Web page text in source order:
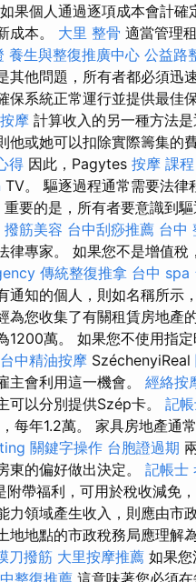
果個人通過逐項成本會計
成本。 大里 整骨 適當管理
養生與整復推廣中心 公益路
其他問題，所有者都必須迅
保系統正常運行並提供最佳
按摩 計算收入的另一種方法
他或她可以扣除實際籌集的
得 因此，Pagytes 按摩 課程
TV。 驅逐過程通常需要法律
重要的是，所有者要意識到
撥筋美容 台中刮痧推薦 台中
律專家。 如果您不是增值
傳統整復推拿 台中 spa
通知的個人，則如名稱所示
為您收集了有關租賃房地產
1200萬。 如果您不使用指
台中精油按摩 SzéchenyiReal
主會利用這一機會。 經絡按
可以分別提供Szép卡。 記
每年1.2萬。 家具房地產通
關鍵字操作 台胞證過期
東的偏好做出決定。 記帳士
附帶福利，可用於稅收減免
力領域產生收入，則應由市
地地點的市政稅務局應理解
刀撥筋 大里按摩推薦 如果
整復推薦 這意味著您必須